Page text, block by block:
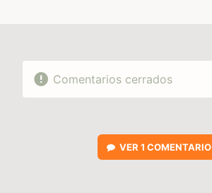
Comentarios cerrados
VER 1 COMENTARIO